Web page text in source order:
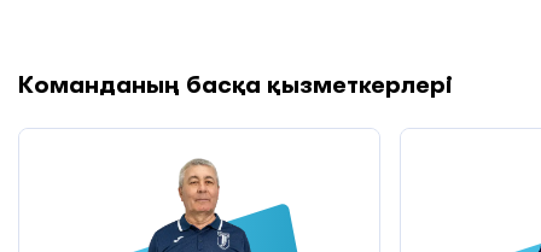
Команданың басқа қызметкерлері